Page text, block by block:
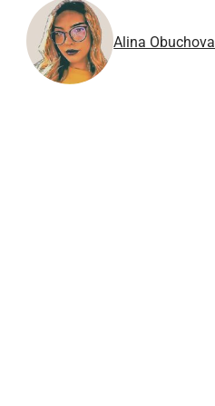
Alina Obuchova